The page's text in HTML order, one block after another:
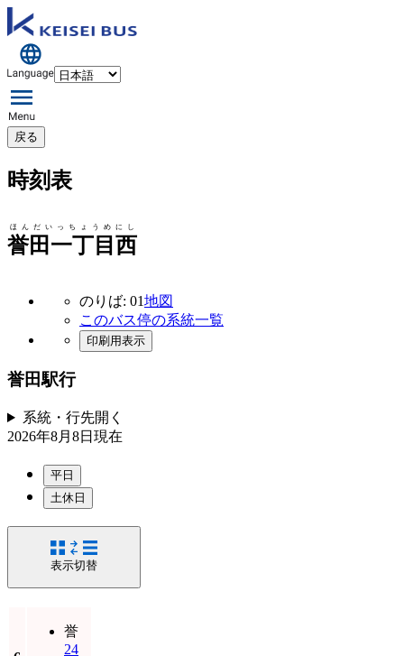
戻る
時刻表
誉田一丁目西
ほんだいっちょうめにし
のりば: 01地図
このバス停の系統一覧
印刷用表示
誉田駅行
系統・行先開く
2026年8月8日 現在
平日
土休日
表示切替
誉
24